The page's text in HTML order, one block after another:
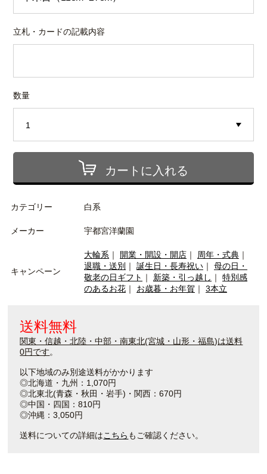
立札・カードの記載内容
数量
カートに入れる
カテゴリー 白系
メーカー 宇都宮洋蘭園
キャンペーン
大輪系 ｜ 開業・開設・開店 ｜ 周年・式典 ｜
退職・送別 ｜ 誕生日・長寿祝い ｜ 母の日・
敬老の日ギフト ｜ 新築・引っ越し ｜ 特別感
のあるお花 ｜ お歳暮・お年賀 ｜ 3本立
送料無料
関東・信越・北陸・中部・南東北(宮城・山形・福島)は送料
0円です。
以下地域のみ別途送料がかかります
◎北海道・九州：1,070円
◎北東北(青森・秋田・岩手)・関西：670円
◎中国・四国：810円
◎沖縄：3,050円
送料についての詳細はこちら もご確認ください。